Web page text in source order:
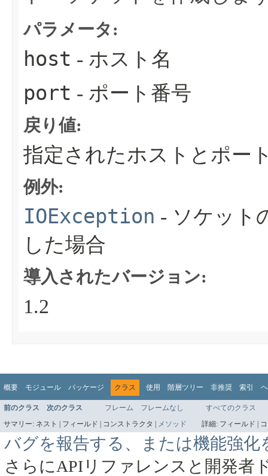
パラメータ:
host - ホスト名
port - ポート番号
戻り値:
指定されたホストとポー
例外:
IOException - ソケット
した場合
導入されたバージョン:
1.2
概要 モジュール パッケージ クラス 使用 階層ツリー 非推奨 索引
前のクラス 次のクラス フレーム フレームなし
すべてのクラス
サマリー: ネスト | フィールド | コンストラクタ | メソッド 詳細: フィールド |
バグを報告する、または機能強化
さらにAPIリファレンスと開発者